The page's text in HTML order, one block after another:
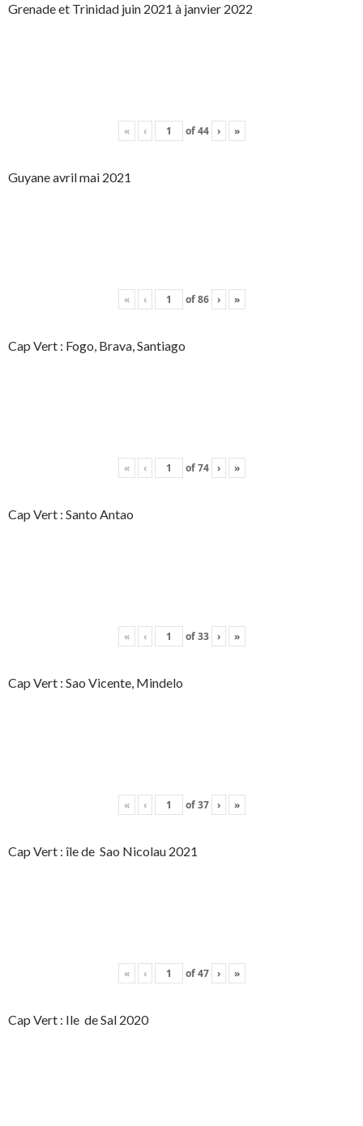
Grenade et Trinidad juin 2021 à janvier 2022
« ‹ of44 › »
Guyane avril mai 2021
« ‹ of86 › »
Cap Vert : Fogo, Brava, Santiago
« ‹ of74 › »
Cap Vert : Santo Antao
« ‹ of33 › »
Cap Vert : Sao Vicente, Mindelo
« ‹ of37 › »
Cap Vert : île de Sao Nicolau 2021
« ‹ of47 › »
Cap Vert : Ile de Sal 2020